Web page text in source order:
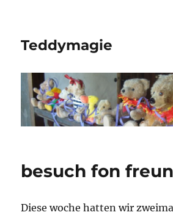
Teddymagie
besuch fon
Diese woche hatten wir